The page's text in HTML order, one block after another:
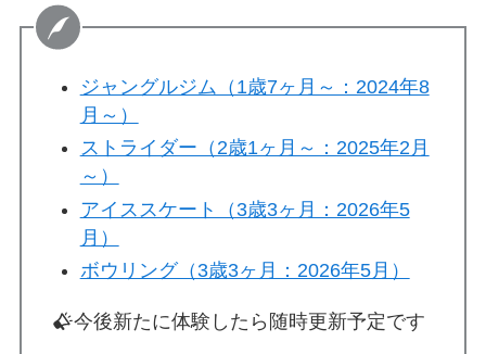
ジャングルジム（1歳7ヶ月～：2024年8
月～）
ストライダー（2歳1ヶ月～：2025年2月
～）
アイススケート（3歳3ヶ月：2026年5
月）
ボウリング（3歳3ヶ月：2026年5月）
今後新たに体験したら随時更新予定です